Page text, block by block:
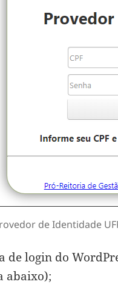
de Identidade
de login do
abaixo);